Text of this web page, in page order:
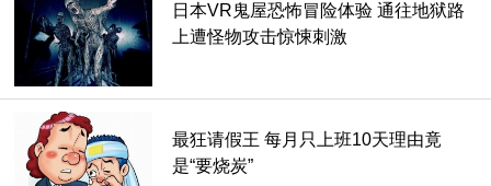
日本VR鬼屋恐怖冒险体验 通往地狱路
上遭怪物攻击惊悚刺激
最狂请假王 每月只上班10天理由竟
是“要烧炭”